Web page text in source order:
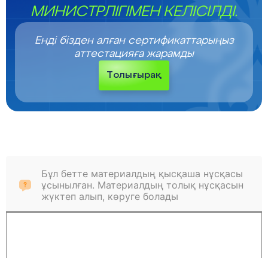
МИНИСТРЛІГІМЕН КЕЛІСІЛДІ.
Енді бізден алған сертификаттарыңыз
аттестацияға жарамды
Толығырақ
Бұл бетте материалдың қысқаша нұсқасы
ұсынылған. Материалдың толық нұсқасын
жүктеп алып, көруге болады